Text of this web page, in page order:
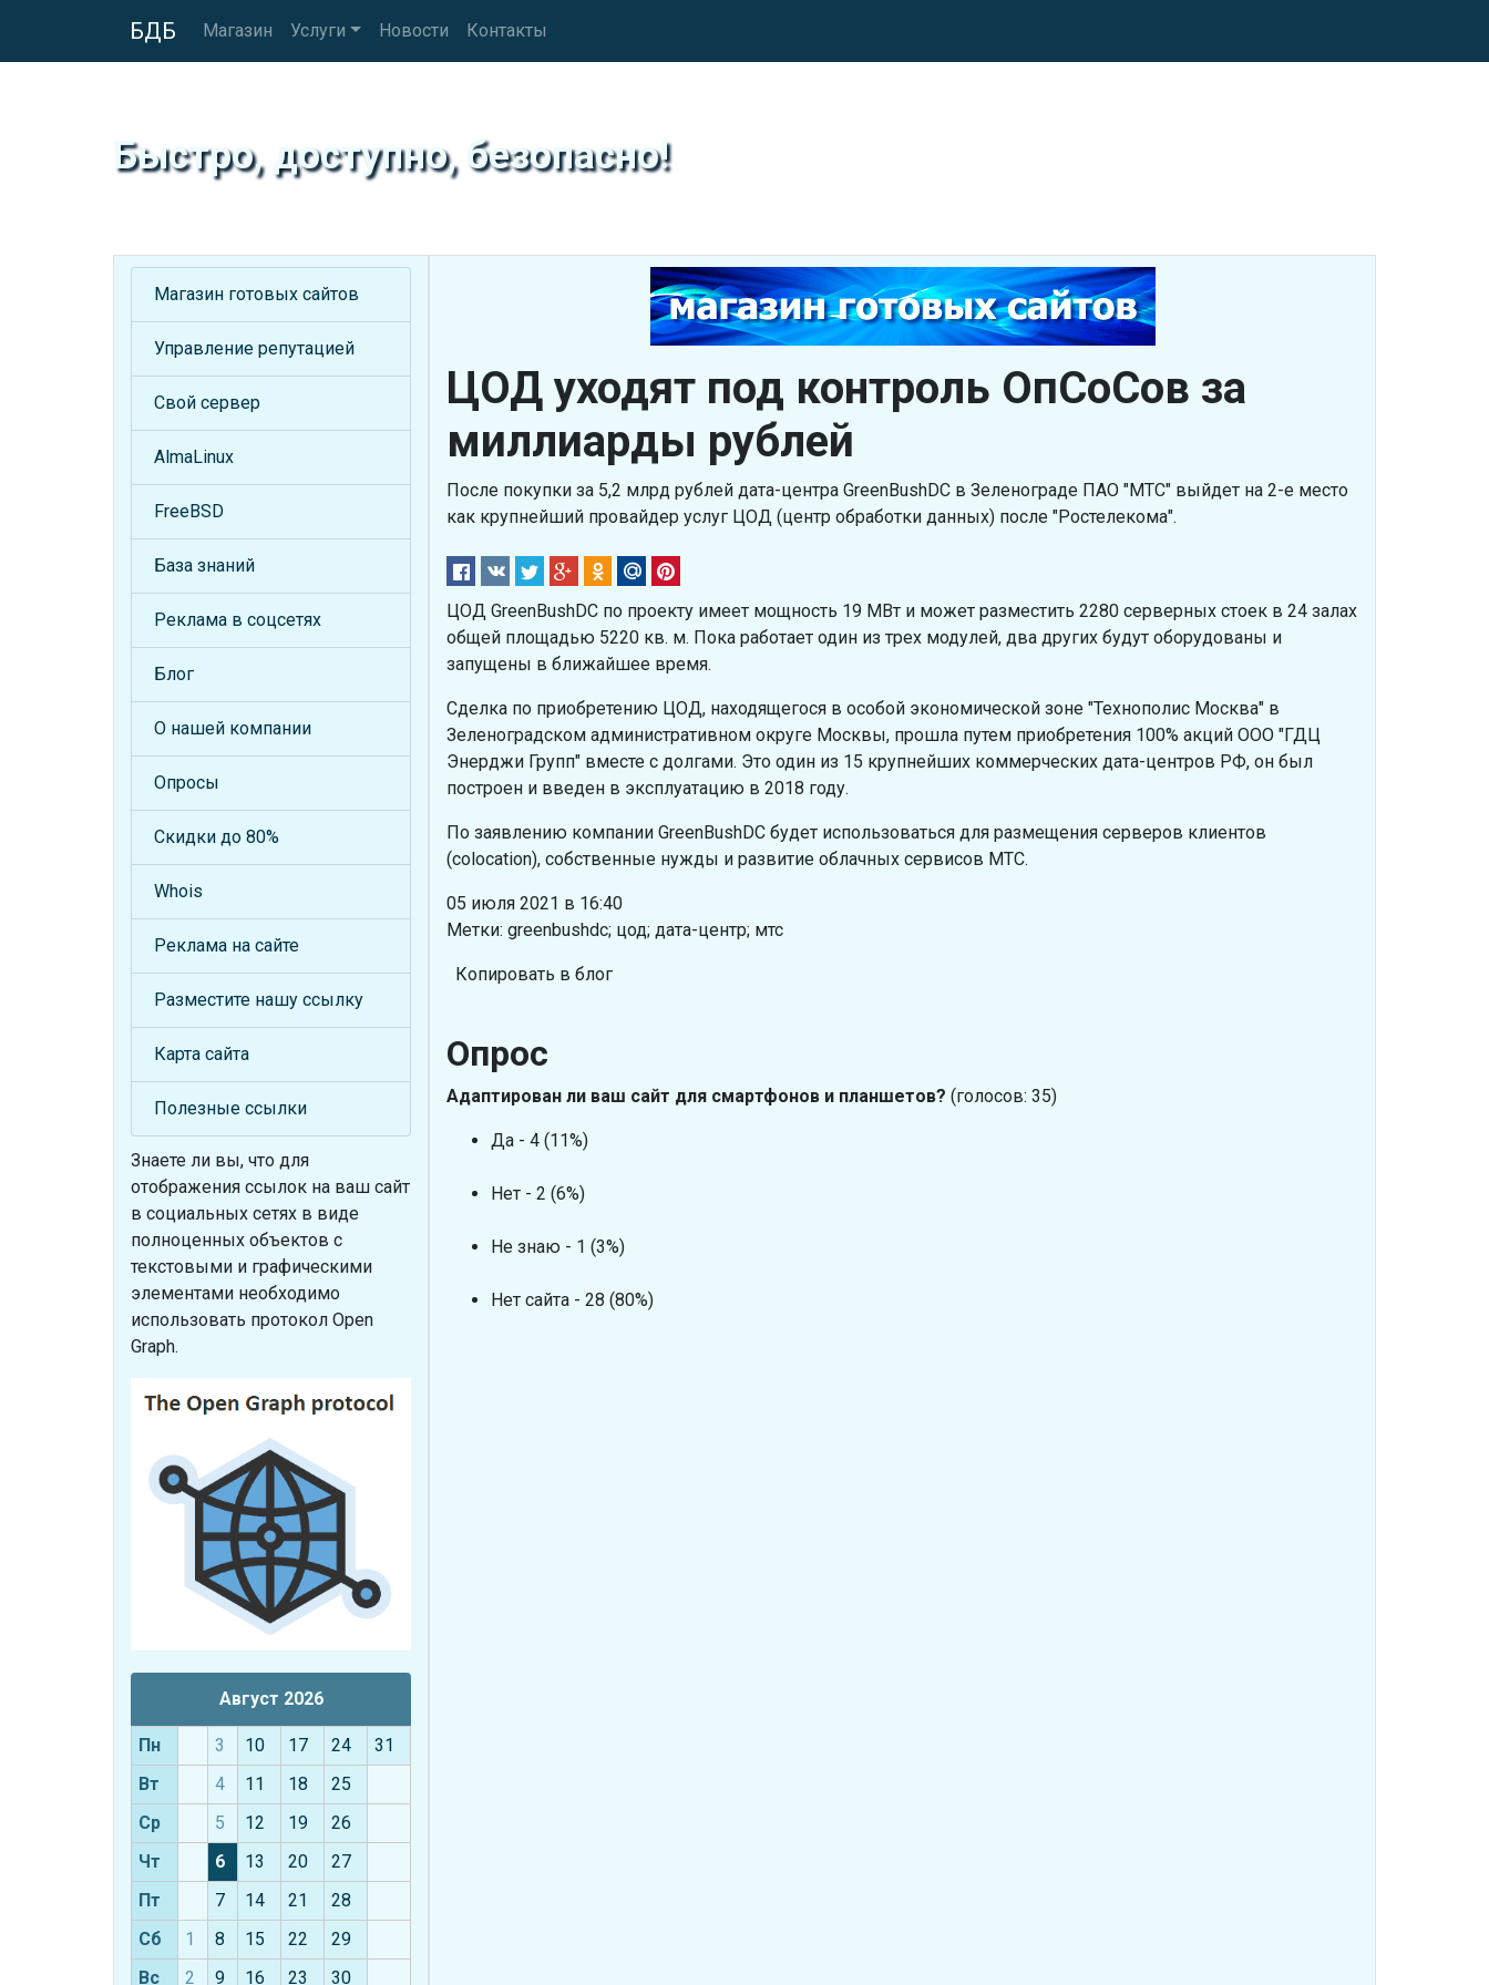
БДБ Магазин Услуги Новости Контакты
Быстро, доступно, безопасно!
ЦОД уходят под контроль ОпСоСов за
миллиарды рублей
После покупки за 5,2 млрд рублей дата-центра GreenBushDC в Зеленограде ПАО "МТС" выйдет на 2-е место
как крупнейший провайдер услуг ЦОД (центр обработки данных) после "Ростелекома".
ЦОД GreenBushDC по проекту имеет мощность 19 МВт и может разместить 2280 серверных стоек в 24 залах
общей площадью 5220 кв. м. Пока работает один из трех модулей, два других будут оборудованы и
запущены в ближайшее время.
Сделка по приобретению ЦОД, находящегося в особой экономической зоне "Технополис Москва" в
Зеленоградском административном округе Москвы, прошла путем приобретения 100% акций ООО "ГДЦ
Энерджи Групп" вместе с долгами. Это один из 15 крупнейших коммерческих дата-центров РФ, он был
построен и введен в эксплуатацию в 2018 году.
По заявлению компании GreenBushDC будет использоваться для размещения серверов клиентов
(colocation), собственные нужды и развитие облачных сервисов МТС.
05 июля 2021 в 16:40
Метки: greenbushdc; цод; дата-центр; мтс
Копировать в блог
Опрос
Адаптирован ли ваш сайт для смартфонов и планшетов? (голосов: 35)
Да - 4 (11%)
Нет - 2 (6%)
Не знаю - 1 (3%)
Нет сайта - 28 (80%)
Магазин готовых сайтов
Управление репутацией
Свой сервер
AlmaLinux
FreeBSD
База знаний
Реклама в соцсетях
Блог
О нашей компании
Опросы
Скидки до 80%
Whois
Реклама на сайте
Разместите нашу ссылку
Карта сайта
Полезные ссылки
Знаете ли вы, что для
отображения ссылок на ваш сайт
в социальных сетях в виде
полноценных объектов с
текстовыми и графическими
элементами необходимо
использовать протокол Open
Graph.
Август 2026
Пн 3 10 17 24
31
Вт
4 11 18
25
Ср
5 12 19
26
Чт
6 13 20
27
Пт
7 14 21
28
Сб
1 8 15 22
29
Вс
2 9 16 23 30